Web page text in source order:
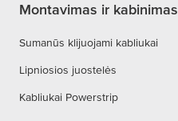
Montavimas ir kabinimas
Sumanūs klijuojami kabliukai
Lipniosios juostelės
Kabliukai Powerstrip